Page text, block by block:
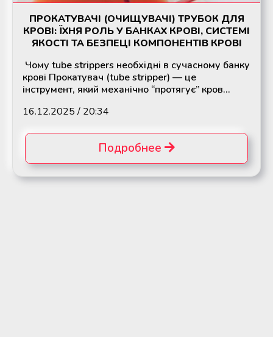
ПРОКАТУВАЧІ (ОЧИЩУВАЧІ) ТРУБОК ДЛЯ
КРОВІ: ЇХНЯ РОЛЬ У БАНКАХ КРОВІ, СИСТЕМІ
ЯКОСТІ ТА БЕЗПЕЦІ КОМПОНЕНТІВ КРОВІ
Чому tube strippers необхідні в сучасному банку
крові Прокатувач (tube stripper) — це
інструмент, який механічно “протягує” кров...
16.12.2025 / 20:34
Подробнее